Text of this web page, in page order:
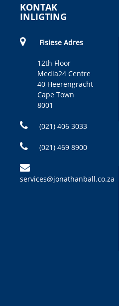
KONTAK
INLIGTING
Fisiese Adres
12th Floor
Media24 Centre
40 Heerengracht
Cape Town
8001
(021) 406 3033
(021) 469 8900
services@jonathanball.co.za